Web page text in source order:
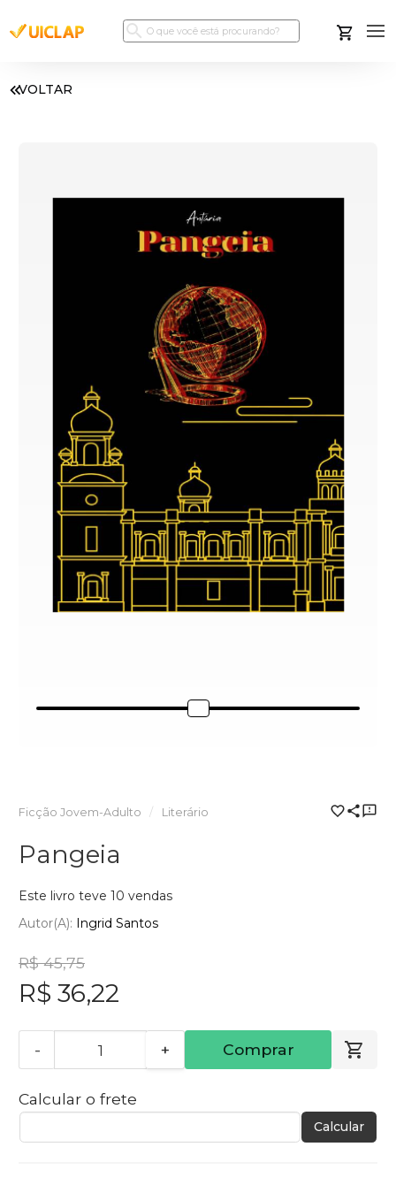
VOLTAR
Ficção Jovem-Adulto Literário
Pangeia
Este livro teve 10 vendas
Autor(a): Ingrid Santos
R$ 45,75
R$ 36,22
- + Comprar
Calcular o frete
Calcular